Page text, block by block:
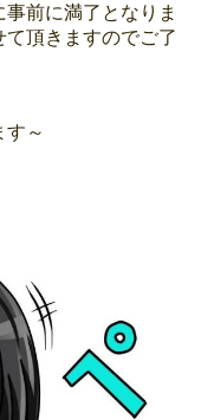
前に満了となりま
頂きますのでご了
す～